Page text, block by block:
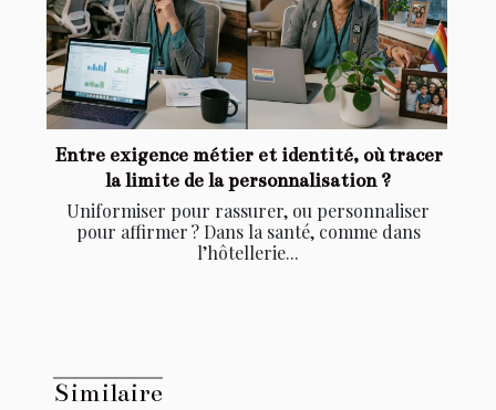
Entre exigence métier et identité, où tracer
la limite de la personnalisation ?
Uniformiser pour rassurer, ou personnaliser
pour affirmer ? Dans la santé, comme dans
l’hôtellerie...
Similaire